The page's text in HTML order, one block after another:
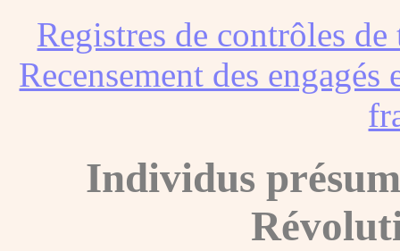
Registres de contrôles
Recensement des
Individus